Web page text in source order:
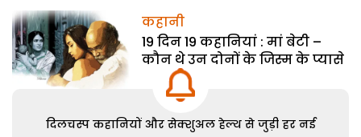
कहानी
19 दिन 19 कहानियां : मां बेटी –
कौन थे उन दोनों के जिस्म के प्यासे
दिलचस्प कहानियों और सेक्शुअल हेल्थ से जुड़ी हर नई